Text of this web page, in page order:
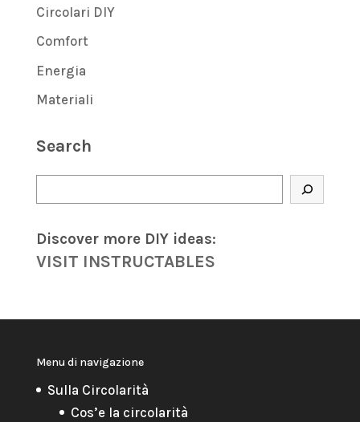
Circolari DIY
Comfort
Energia
Materiali
Search
Discover more DIY ideas:
VISIT INSTRUCTABLES
Menu di navigazione
Sulla Circolarità
Cos’e la circolarità